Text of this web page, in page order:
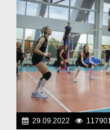
29.09.2022 117901